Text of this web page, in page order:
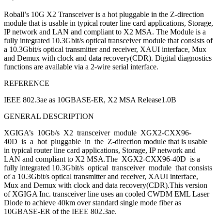
Roball’s 10G X2 Transceiver is a hot pluggable in the Z-direction
module that is usable in typical router line card applications, Storage,
IP network and LAN and compliant to X2 MSA. The Module is a
fully integrated 10.3Gbit/s optical transceiver module that consists of
a 10.3Gbit/s optical transmitter and receiver, XAUI interface, Mux
and Demux with clock and data recovery(CDR). Digital diagnostics
functions are available via a 2-wire serial interface.
REFERENCE
IEEE 802.3ae as 10GBASE-ER, X2 MSA Release1.0B
GENERAL DESCRIPTION
XGIGA’s 10Gb/s X2 transceiver module XGX2-CXX96-
40D is a hot pluggable in the Z-direction module that is usable
in typical router line card applications, Storage, IP network and
LAN and compliant to X2 MSA.The XGX2-CXX96-40D is a
fully integrated 10.3Gbit/s optical transceiver module that consists
of a 10.3Gbit/s optical transmitter and receiver, XAUI interface,
Mux and Demux with clock and data recovery(CDR).This version
of XGIGA Inc. transceiver line uses an cooled CWDM EML Laser
Diode to achieve 40km over standard single mode fiber as
10GBASE-ER of the IEEE 802.3ae.